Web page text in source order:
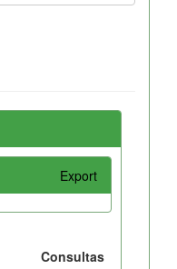
Export
Consultas